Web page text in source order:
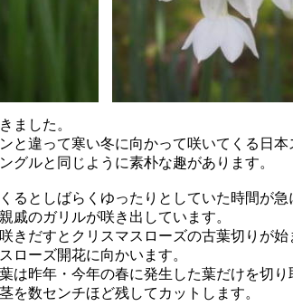
ました。
と違って寒い冬に向かって咲いてくる日本
グルと同じように素朴な趣があります。
るとしばらくゆったりとしていた時間が急
戚のガリルが咲き出しています。
きだすとクリスマスローズの古葉切りが
ローズ開花に向かいます。
は昨年・今年の春に発生した葉だけを切り
を数センチほど残してカットします。